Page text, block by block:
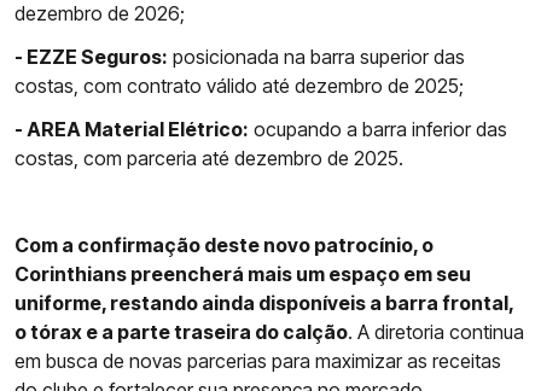
dezembro de 2026;
- EZZE Seguros: posicionada na barra superior das
costas, com contrato válido até dezembro de 2025;
- AREA Material Elétrico: ocupando a barra inferior das
costas, com parceria até dezembro de 2025.
Com a confirmação deste novo patrocínio, o
Corinthians preencherá mais um espaço em seu
uniforme, restando ainda disponíveis a barra frontal,
o tórax e a parte traseira do calção. A diretoria continua
em busca de novas parcerias para maximizar as receitas